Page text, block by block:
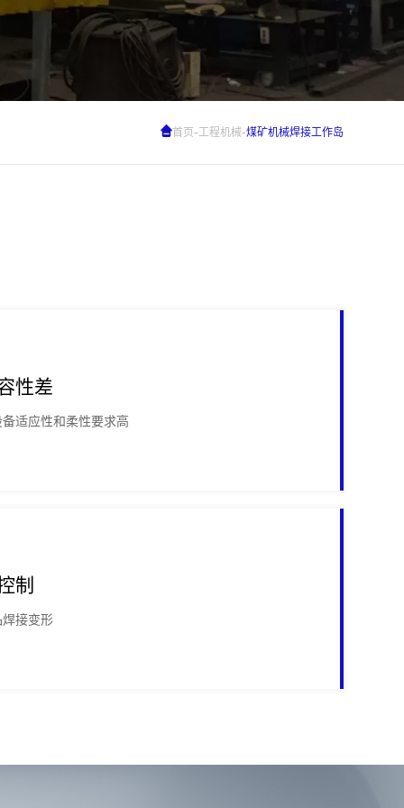
首页-工程机械-煤矿机械焊接工作岛
性差
适应性和柔性要求高
制
接变形